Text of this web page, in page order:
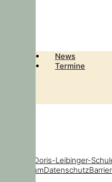
News
Termine
Doris-Leibinger-
ImpressumDatenschutz